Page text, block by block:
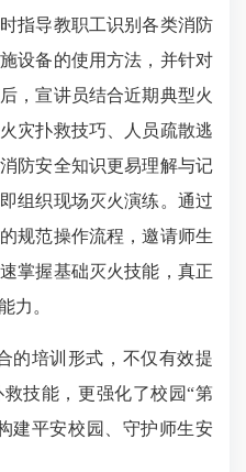
指导教职工识别各类消防
设备的使用方法，并针对
，宣讲员结合近期典型火
灾扑救技巧、人员疏散逃
防安全知识更易理解与记
组织现场灭火演练。通过
规范操作流程，邀请师生
掌握基础灭火技能，真正
力。
的培训形式，不仅有效提
技能，更强化了校园“第
建平安校园、守护师生安